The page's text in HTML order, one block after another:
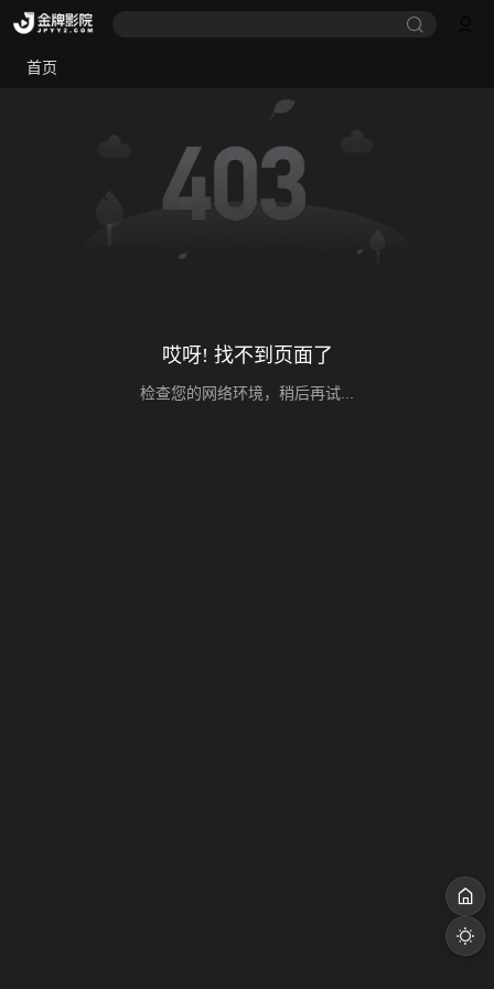
首页
哎呀! 找不到页面了
检查您的网络环境，稍后再试...